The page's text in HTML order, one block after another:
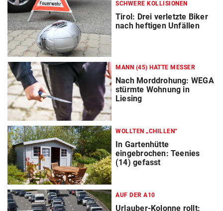
SCHWERE KOLLISIONEN
Tirol: Drei verletzte Biker
nach heftigen Unfällen
MANN (45) HATTE MESSER
Nach Morddrohung: WEGA
stürmte Wohnung in
Liesing
WOLLTEN „CHILLEN“
In Gartenhütte
eingebrochen: Teenies
(14) gefasst
AUF DER A10
Urlauber-Kolonne rollt: